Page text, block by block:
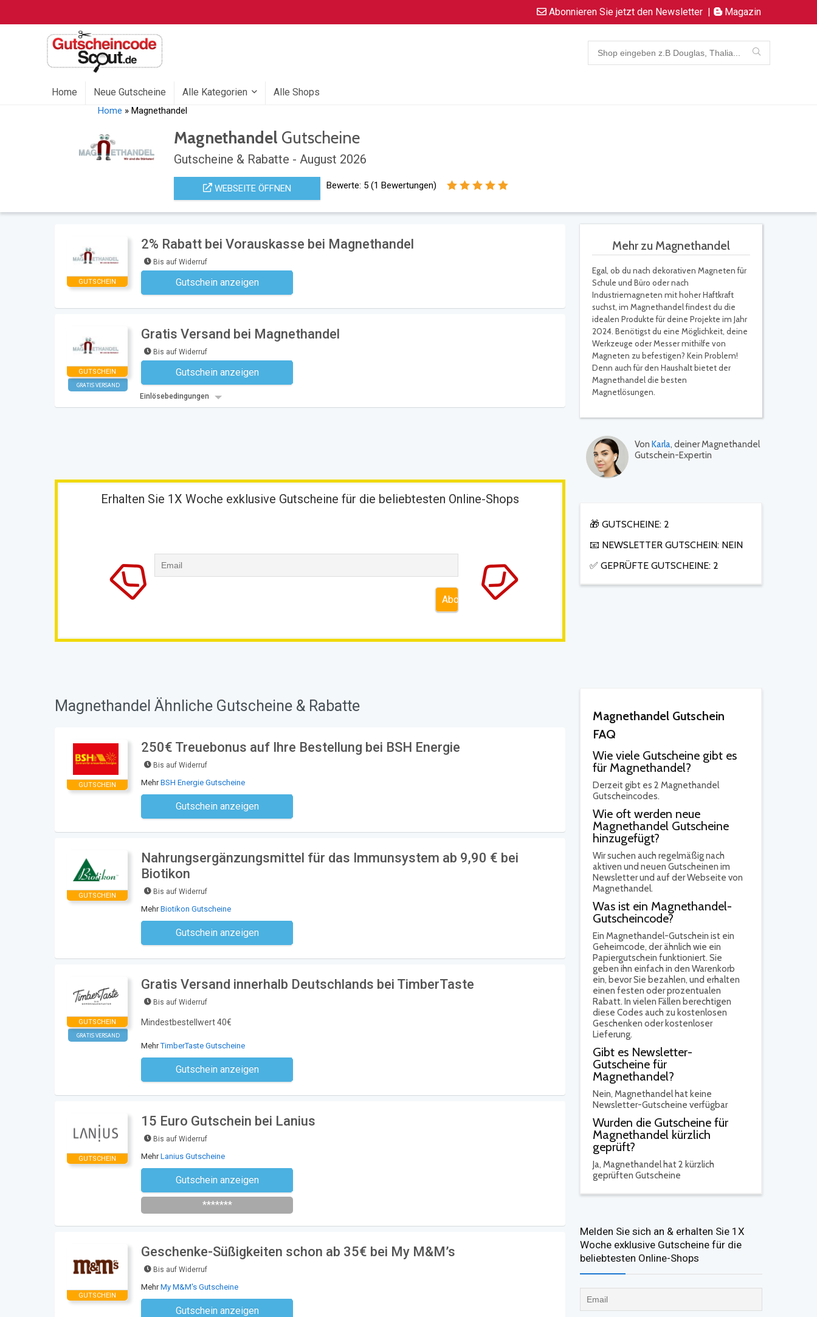
Abonnieren Sie jetzt den Newsletter | Magazin
Home Neue Gutscheine Alle Kategorien Alle Shops
Home »Magnethandel
Magnethandel Gutscheine
Gutscheine & Rabatte - August 2026
WEBSEITE ÖFFNEN Bewerte: 5 (1 Bewertungen)
Mehr zu Magnethandel
Egal, ob du nach dekorativen Magneten für
Schule und Büro oder nach
Industriemagneten mit hoher Haftkraft
suchst, im Magnethandel findest du die
idealen Produkte für deine Projekte im Jahr
2024. Benötigst du eine Möglichkeit, deine
Werkzeuge oder Messer mithilfe von
Magneten zu befestigen? Kein Problem!
Denn auch für den Haushalt bietet der
Magnethandel die besten
Magnetlösungen.
Von Karla, deiner Magnethandel
Gutschein-Expertin
🎁 GUTSCHEINE: 2
📧 NEWSLETTER GUTSCHEIN: NEIN
✅ GEPRÜFTE GUTSCHEINE: 2
Magnethandel Gutschein
FAQ
Wie viele Gutscheine gibt es
für Magnethandel?
Derzeit gibt es 2 Magnethandel
Gutscheincodes.
Wie oft werden neue
Magnethandel Gutscheine
hinzugefügt?
Wir suchen auch regelmäßig nach
aktiven und neuen Gutscheinen im
Newsletter und auf der Webseite von
Magnethandel.
Was ist ein Magnethandel-
Gutscheincode?
Ein Magnethandel-Gutschein ist ein
Geheimcode, der ähnlich wie ein
Papiergutschein funktioniert. Sie
geben ihn einfach in den Warenkorb
ein, bevor Sie bezahlen, und erhalten
einen festen oder prozentualen
Rabatt. In vielen Fällen berechtigen
diese Codes auch zu kostenlosen
Geschenken oder kostenloser
Lieferung.
Gibt es Newsletter-
Gutscheine für
Magnethandel?
Nein, Magnethandel hat keine
Newsletter-Gutscheine verfügbar
Wurden die Gutscheine für
Magnethandel kürzlich
geprüft?
Ja, Magnethandel hat 2 kürzlich
geprüften Gutscheine
Melden Sie sich an & erhalten Sie 1X
Woche exklusive Gutscheine für die
beliebtesten Online-Shops​
GUTSCHEIN
2% Rabatt bei Vorauskasse bei Magnethandel
Bis auf Widerruf
Gutschein anzeigen
Kein Code notwendig
GUTSCHEIN
GRATIS VERSAND
Gratis Versand bei Magnethandel
Bis auf Widerruf
Gutschein anzeigen
Kein Code notwendig
Einlösebedingungen
Erhalten Sie 1X Woche exklusive Gutscheine für die beliebtesten Online-Shops
Magnethandel Ähnliche Gutscheine & Rabatte
GUTSCHEIN
250€ Treuebonus auf Ihre Bestellung bei BSH Energie
Bis auf Widerruf
MehrBSH Energie Gutscheine
Gutschein anzeigen
Kein Code notwendig
GUTSCHEIN
Nahrungsergänzungsmittel für das Immunsystem ab 9,90 € bei
Biotikon
Bis auf Widerruf
MehrBiotikon Gutscheine
Gutschein anzeigen
Kein Code notwendig
GUTSCHEIN
GRATIS VERSAND
Gratis Versand innerhalb Deutschlands bei TimberTaste
Bis auf Widerruf
Mindestbestellwert 40€
MehrTimberTaste Gutscheine
Gutschein anzeigen
Kein Code notwendig
GUTSCHEIN
15 Euro Gutschein bei Lanius
Bis auf Widerruf
MehrLanius Gutscheine
Gutschein anzeigen
Newsletter des Shops abonnieren
*******
GUTSCHEIN
Geschenke-Süßigkeiten schon ab 35€ bei My M&M’s
Bis auf Widerruf
MehrMy M&M's Gutscheine
Gutschein anzeigen
Kein Code notwendig